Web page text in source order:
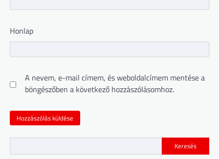
Honlap
A nevem, e-mail címem, és weboldalcímem mentése a
böngészőben a következő hozzászólásomhoz.
Keresés